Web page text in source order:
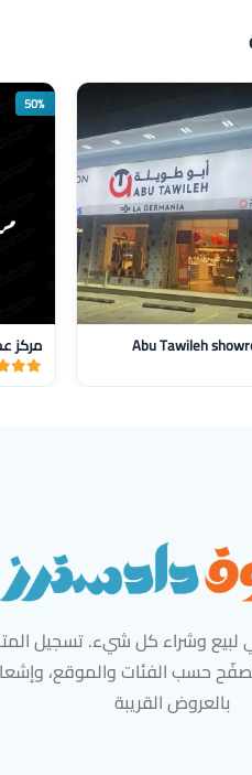
Abu Tawileh
50%
مركز
وشراء كل شيء. تسجيل
تصفّح حسب الفئات والموقع،
بالعروض القريبة